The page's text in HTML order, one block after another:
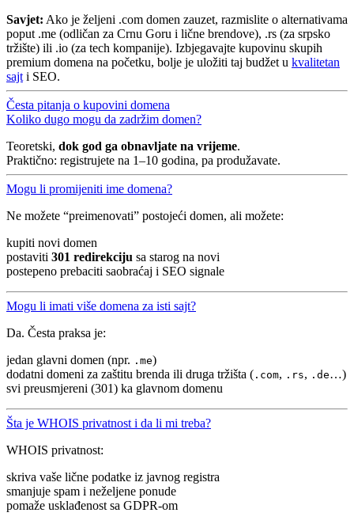
Savjet: Ako je željeni .com domen zauzet, razmislite o alternativama
poput .me (odličan za Crnu Goru i lične brendove), .rs (za srpsko
tržište) ili .io (za tech kompanije). Izbjegavajte kupovinu skupih
premium domena na početku, bolje je uložiti taj budžet u kvalitetan
sajt i SEO.
Česta pitanja o kupovini domena
Koliko dugo mogu da zadržim domen?
Teoretski, dok god ga obnavljate na vrijeme.
Praktično: registrujete na 1–10 godina, pa produžavate.
Mogu li promijeniti ime domena?
Ne možete “preimenovati” postojeći domen, ali možete:
kupiti novi domen
postaviti 301 redirekciju sa starog na novi
postepeno prebaciti saobraćaj i SEO signale
Mogu li imati više domena za isti sajt?
Da. Česta praksa je:
jedan glavni domen (npr. .me)
dodatni domeni za zaštitu brenda ili druga tržišta ( .com, .rs, .de…)
svi preusmjereni (301) ka glavnom domenu
Šta je WHOIS privatnost i da li mi treba?
WHOIS privatnost:
skriva vaše lične podatke iz javnog registra
smanjuje spam i neželjene ponude
pomaže usklađenost sa GDPR-om